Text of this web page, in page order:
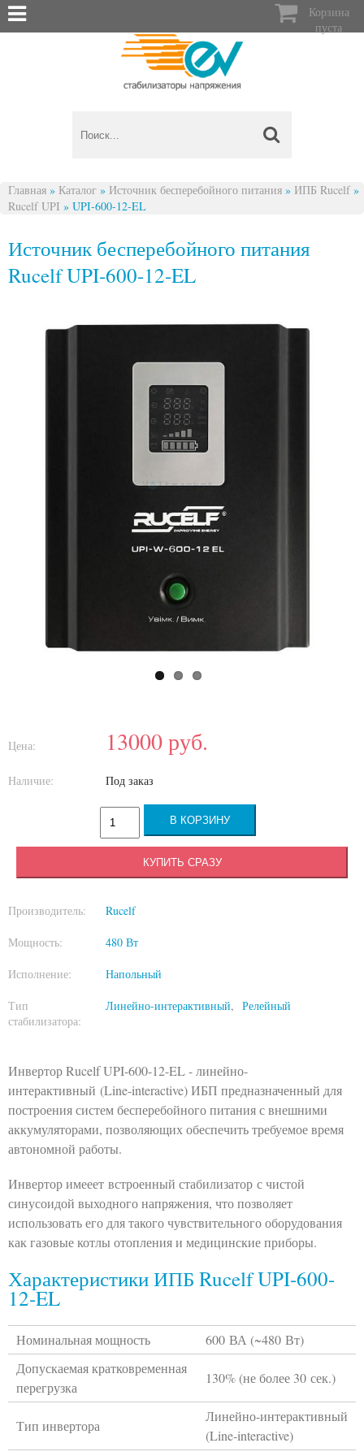

Корзина
пуста
Вы здесь
Главная » Каталог » Источник бесперебойного питания » ИПБ Rucelf »
Rucelf UPI » UPI-600-12-EL
Источник бесперебойного питания
Rucelf UPI-600-12-EL
Цена: 13000руб.
Наличие: Под заказ
КУПИТЬ СРАЗУ
Производитель: Rucelf
Мощность: 480 Вт
Исполнение: Напольный
Тип
стабилизатора:
Линейно-интерактивный Релейный
Инвертор Rucelf UPI-600-12-EL - линейно-
интерактивный (Line-interactive) ИБП предназначенный для
построения систем бесперебойного питания с внешними
аккумуляторами, позволяющих обеспечить требуемое время
автономной работы.
Инвертор имееет встроенный стабилизатор с чистой
синусоидой выходного напряжения, что позволяет
использовать его для такого чувствительного оборудования
как газовые котлы отопления и медицинские приборы.
Характеристики ИПБ Rucelf UPI-600-
12-EL
Номинальная мощность
600 ВА (~480 Вт)
Допускаемая кратковременная
перегрузка
130% (не более 30 сек.)
Тип инвертора
Линейно-интерактивный
(Line-interactive)